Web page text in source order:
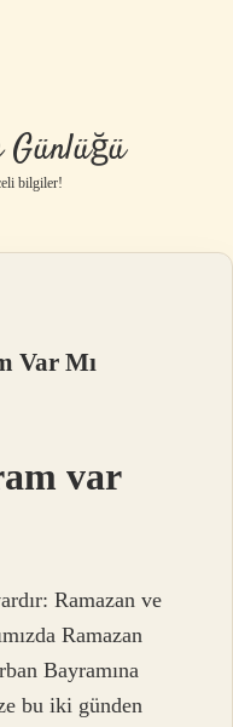
Günlüğü
bilgiler!
Var Mı
var
Ramazan ve
Ramazan
Bayramına
bu iki günden